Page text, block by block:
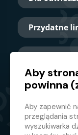
Przydatne
Aby
powinna
Aby zapewnić
przeglądania
wyszukiwarka